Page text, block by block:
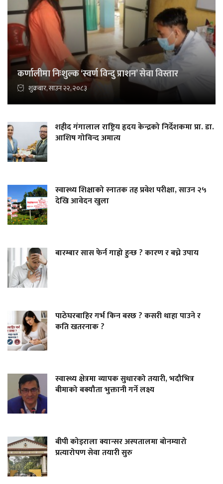
कर्णालीमा निःशुल्क ‘स्वर्ण विन्दु प्राशन’ सेवा विस्तार
शुक्रबार, साउन २२, २०८३
शहीद गंगालाल राष्ट्रिय हृदय केन्द्रको निर्देशकमा प्रा. डा.
आशिष गोविन्द अमात्य
स्वास्थ्य शिक्षाको स्नातक तह प्रवेश परीक्षा, साउन २५
देखि आवेदन खुला
बारम्बार सास फेर्न गाह्रो हुन्छ ? कारण र बच्ने उपाय
पाठेघरबाहिर गर्भ किन बस्छ ? कसरी थाहा पाउने र
कति खतरनाक ?
स्वास्थ्य क्षेत्रमा व्यापक सुधारको तयारी, भदौभित्र
बीमाको बक्यौता भुक्तानी गर्ने लक्ष्य
बीपी कोइराला क्यान्सर अस्पतालमा बोनम्यारो
प्रत्यारोपण सेवा तयारी सुरु